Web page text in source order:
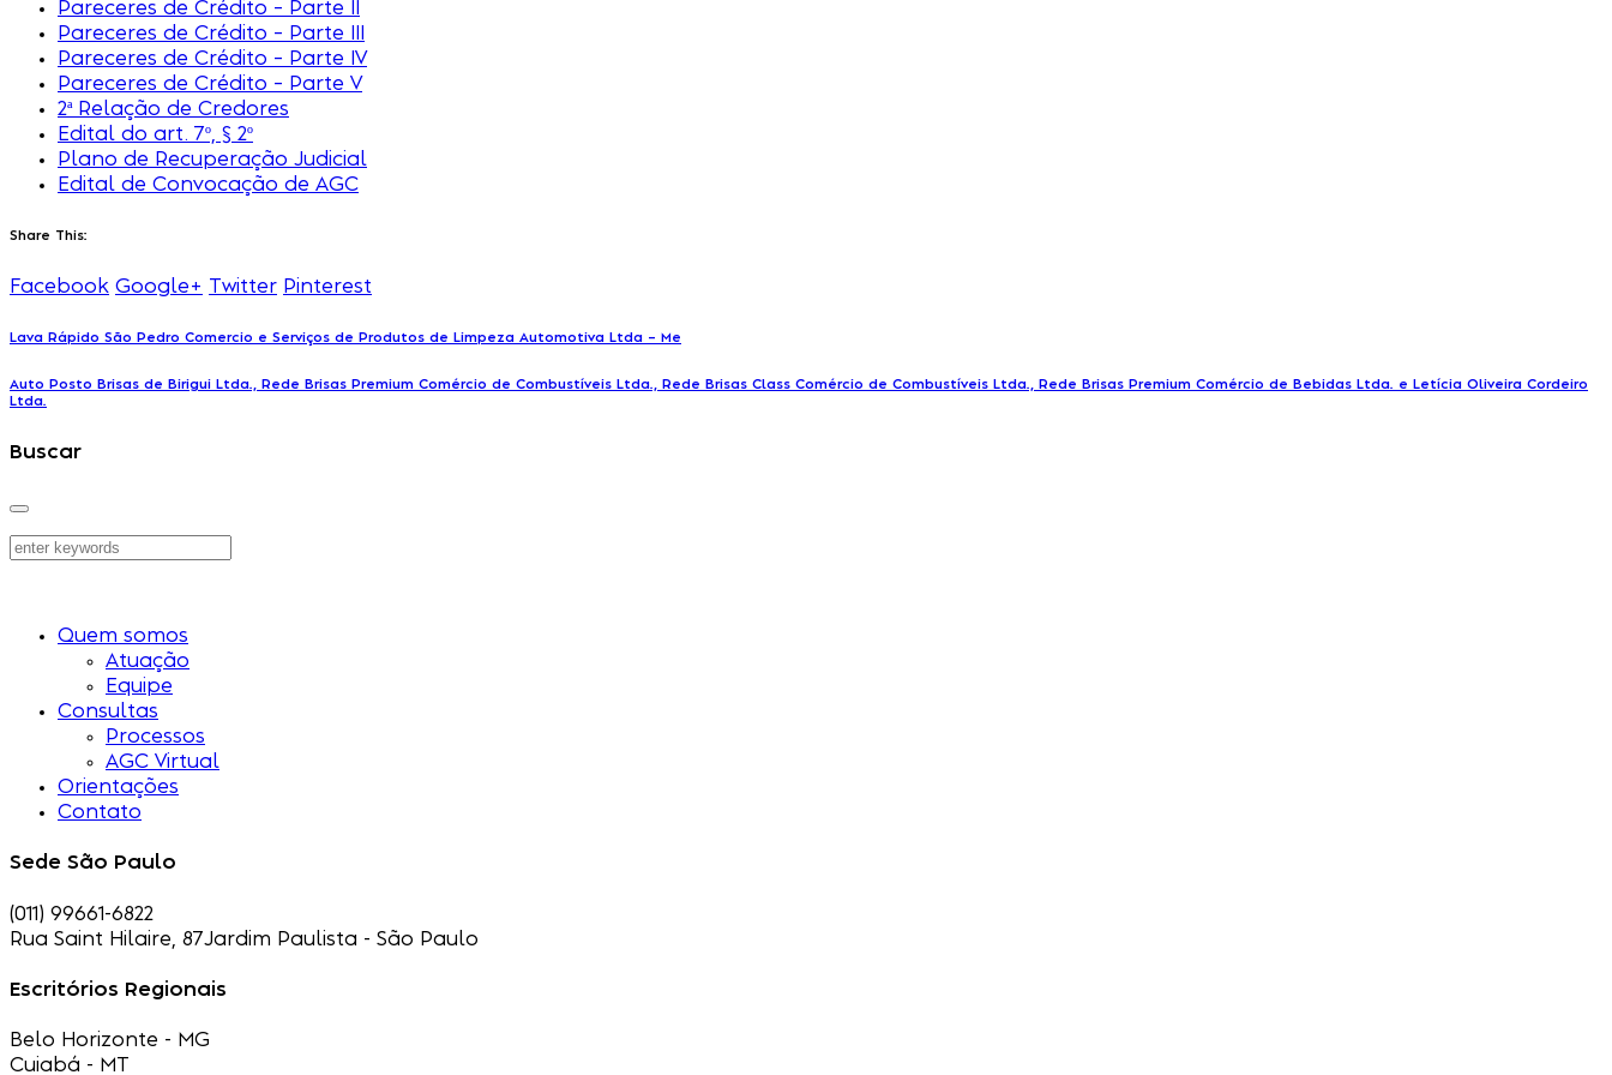
Pareceres de Crédito – Parte II
Pareceres de Crédito – Parte III
Pareceres de Crédito – Parte IV
Pareceres de Crédito – Parte V
2ª Relação de Credores
Edital do art. 7º, § 2º
Plano de Recuperação Judicial
Edital de Convocação de AGC
Share This:
Facebook Google+ Twitter Pinterest
Lava Rápido São Pedro Comercio e Serviços de Produtos de Limpeza Automotiva Ltda – Me
Auto Posto Brisas de Birigui Ltda., Rede Brisas Premium Comércio de Combustíveis Ltda., Rede Brisas Class Comércio de Combustíveis Ltda., Rede Brisas Premium Comércio de Bebidas Ltda. e Letícia Oliveira Cordeiro
Ltda.
Buscar
Quem somos
Atuação
Equipe
Consultas
Processos
AGC Virtual
Orientações
Contato
Sede São Paulo
(011) 99661-6822
Rua Saint Hilaire, 87Jardim Paulista - São Paulo
Escritórios Regionais
Belo Horizonte - MG
Cuiabá - MT